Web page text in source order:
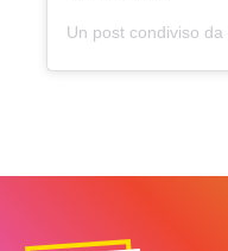
Un post condiviso da